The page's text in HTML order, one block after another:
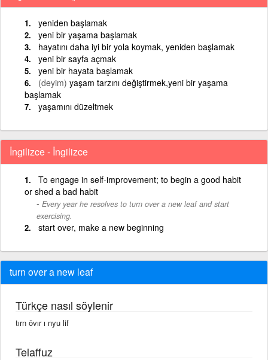
yeniden başlamak
yeni bir yaşama başlamak
hayatını daha iyi bir yola koymak, yeniden başlamak
yeni bir sayfa açmak
yeni bir hayata başlamak
(deyim) yaşam tarzını değiştirmek,yeni bir yaşama
başlamak
yaşamını düzeltmek
İngilizce - İngilizce
To engage in self-improvement; to begin a good habit
or shed a bad habit
Every year he resolves to turn over a new leaf and start
exercising.
start over, make a new beginning
turn over a new leaf
Türkçe nasıl söylenir
tırn ōvır ı nyu lif
Telaffuz